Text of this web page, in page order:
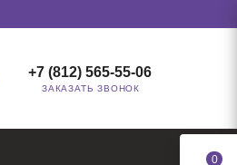
+7 (812) 565-55-06
ЗАКАЗАТЬ ЗВОНОК
0